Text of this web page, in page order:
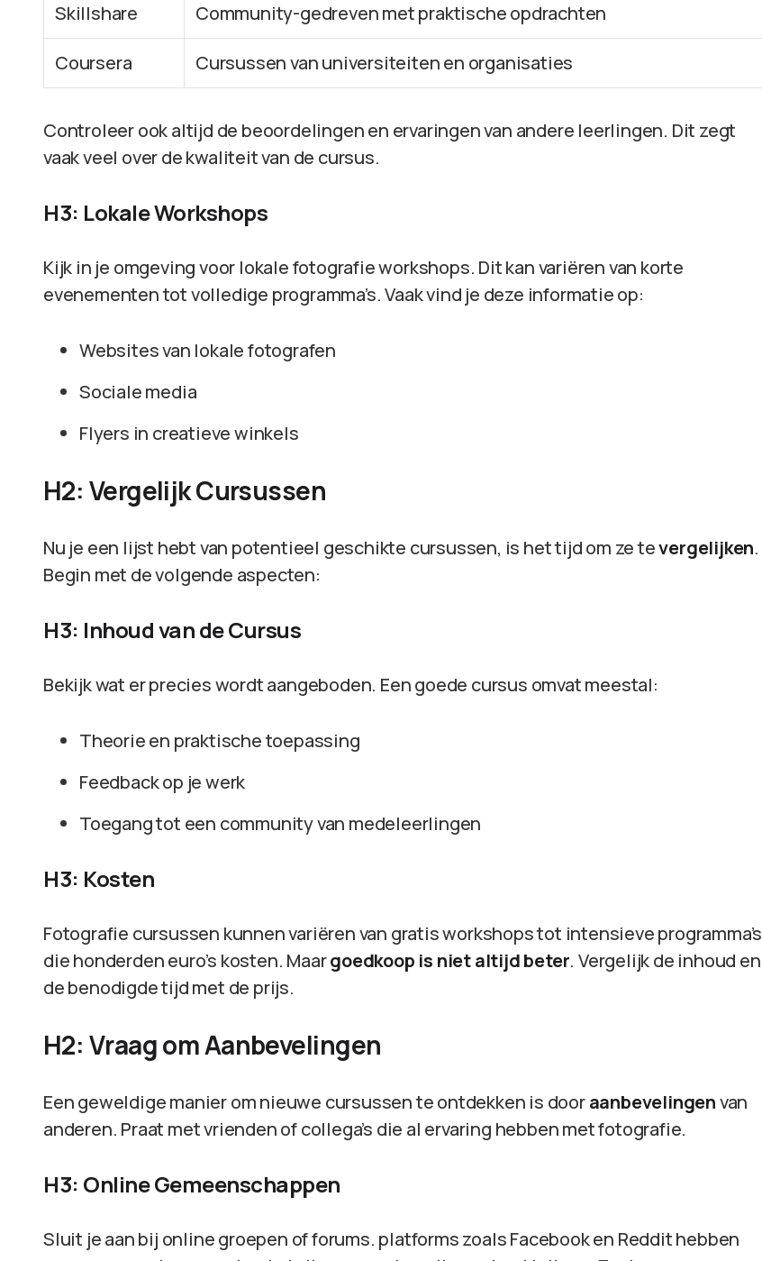
Skillshare Community-gedreven met praktische opdrachten
Coursera Cursussen van universiteiten en organisaties
Controleer ook altijd de beoordelingen en ervaringen van andere leerlingen. Dit zegt
vaak veel over de kwaliteit van de cursus.
H3: Lokale Workshops
Kijk in je omgeving voor lokale fotografie workshops. Dit kan variëren van korte
evenementen tot volledige programma’s. Vaak vind je deze informatie op:
Websites van lokale fotografen
Sociale media
Flyers in creatieve winkels
H2: Vergelijk Cursussen
Nu je een lijst hebt van potentieel geschikte cursussen, is het tijd om ze tevergelijken.
Begin met de volgende aspecten:
H3: Inhoud van de Cursus
Bekijk wat er precies wordt aangeboden. Een goede cursus omvat meestal:
Theorie en praktische toepassing
Feedback op je werk
Toegang tot een community van medeleerlingen
H3: Kosten
Fotografie cursussen kunnen variëren van gratis workshops tot intensieve programma’s
die honderden euro’s kosten. Maargoedkoop is niet altijd beter. Vergelijk de inhoud en
de benodigde tijd met de prijs.
H2: Vraag om Aanbevelingen
Een geweldige manier om nieuwe cursussen te ontdekken is dooraanbevelingenvan
anderen. Praat met vrienden of collega’s die al ervaring hebben met fotografie.
H3: Online Gemeenschappen
Sluit je aan bij online groepen of forums. platforms zoals Facebook en Reddit hebben